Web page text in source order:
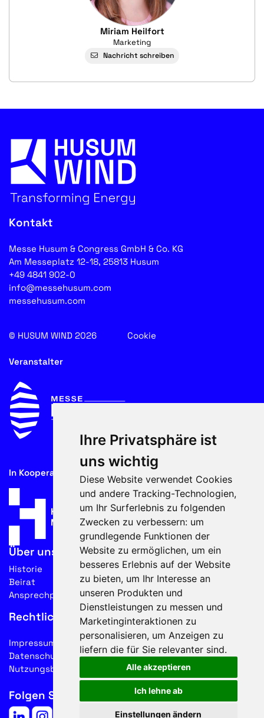
Ihre Privatsphäre ist
uns wichtig
Diese Website verwendet Cookies
und andere Tracking-Technologien,
um Ihr Surferlebnis zu folgenden
Zwecken zu verbessern: um
grundlegende Funktionen der
Website zu ermöglichen, um ein
besseres Erlebnis auf der Website
zu bieten, um Ihr Interesse an
unseren Produkten und
Dienstleistungen zu messen und
Marketinginteraktionen zu
personalisieren, um Anzeigen zu
liefern die für Sie relevanter sind.
Alle akzeptieren
Ich lehne ab
Einstellungen ändern
Miriam Heilfort
Marketing
Nachricht schreiben
Kontakt
Messe Husum & Congress GmbH & Co. KG
Am Messeplatz 12-18, 25813 Husum
+49 4841 902-0
info@messehusum.com
messehusum.com
© HUSUM WIND 2026 Cookie
Veranstalter
In Kooperation mit
Über uns
Historie
Beirat
Ansprechpartner
Rechtliches
Impressum
Datenschutz
Nutzungsbedingungen
Folgen Sie uns auf Social Media